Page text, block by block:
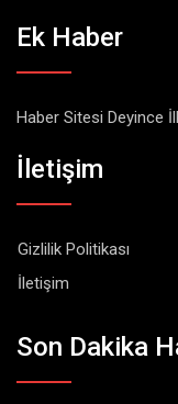
Ek Haber
Haber Sitesi Deyince
İletişim
Gizlilik Politikası
İletişim
Son Dakika